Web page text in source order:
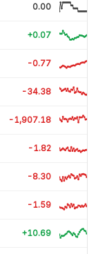
0.00
+0.07
-0.77
-34.38
-1,907.18
-1.82
-8.30
-1.59
+10.69